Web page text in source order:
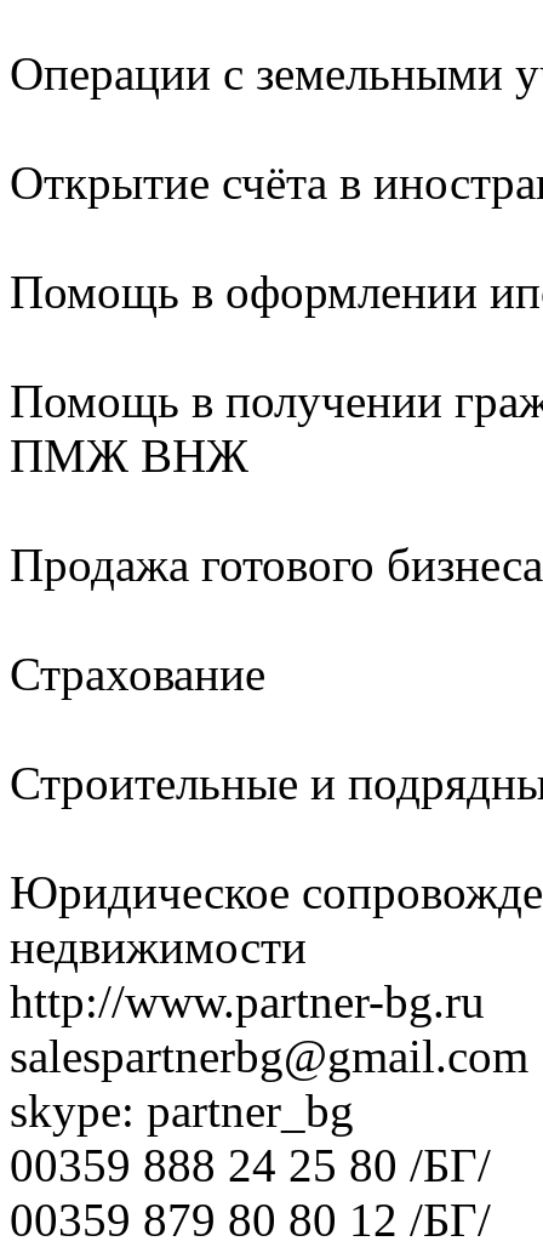
Операции с земельными
Открытие счёта в
Помощь в оформлении
Помощь в получении
ПМЖ ВНЖ
Продажа готового бизнеса
Страхование
Строительные и
Юридическое
недвижимости
http://www.partner-bg.ru
salespartnerbg@gmail.com
skype: partner_bg
00359 888 24 25 80 /БГ/
00359 879 80 80 12 /БГ/